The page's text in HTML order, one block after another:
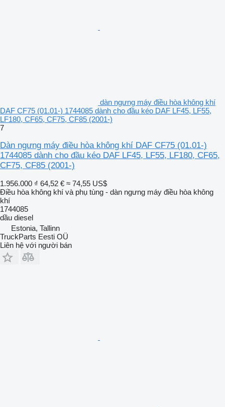
dàn ngưng máy điều hòa không khí
DAF CF75 (01.01-) 1744085 dành cho đầu kéo DAF LF45, LF55,
LF180, CF65, CF75, CF85 (2001-)
7
Dàn ngưng máy điều hòa không khí DAF CF75 (01.01-)
1744085 dành cho đầu kéo DAF LF45, LF55, LF180, CF65,
CF75, CF85 (2001-)
1.956.000 ₫ 64,52 € ≈ 74,55 US$
Điều hòa không khí và phụ tùng - dàn ngưng máy điều hòa không
khí
1744085
dầu diesel
Estonia, Tallinn
TruckParts Eesti OÜ
Liên hệ với người bán